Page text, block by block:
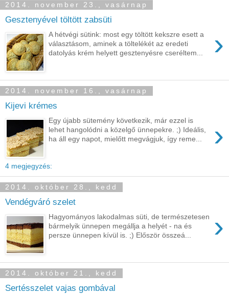
2014. november 23., vasárnap
Gesztenyével töltött zabsüti
›
A hétvégi sütink: most egy töltött kekszre esett a
választásom, aminek a töltelékét az eredeti
datolyás krém helyett gesztenyésre cseréltem...
2014. november 16., vasárnap
Kijevi krémes
›
Egy újabb sütemény következik, már ezzel is
lehet hangolódni a közelgő ünnepekre. ;) Ideális,
ha áll egy napot, mielőtt megvágjuk, így reme...
4 megjegyzés:
2014. október 28., kedd
Vendégváró szelet
›
Hagyományos lakodalmas süti, de természetesen
bármelyik ünnepen megállja a helyét - na és
persze ünnepen kívül is. ;) Először összeá...
2014. október 21., kedd
Sertésszelet vajas gombával